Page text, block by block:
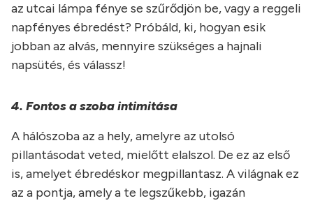
az utcai lámpa fénye se szűrődjön be, vagy a reggeli
napfényes ébredést? Próbáld, ki, hogyan esik
jobban az alvás, mennyire szükséges a hajnali
napsütés, és válassz!
4. Fontos a szoba intimitása
A hálószoba az a hely, amelyre az utolsó
pillantásodat veted, mielőtt elalszol. De ez az első
is, amelyet ébredéskor megpillantasz. A világnak ez
az a pontja, amely a te legszűkebb, igazán